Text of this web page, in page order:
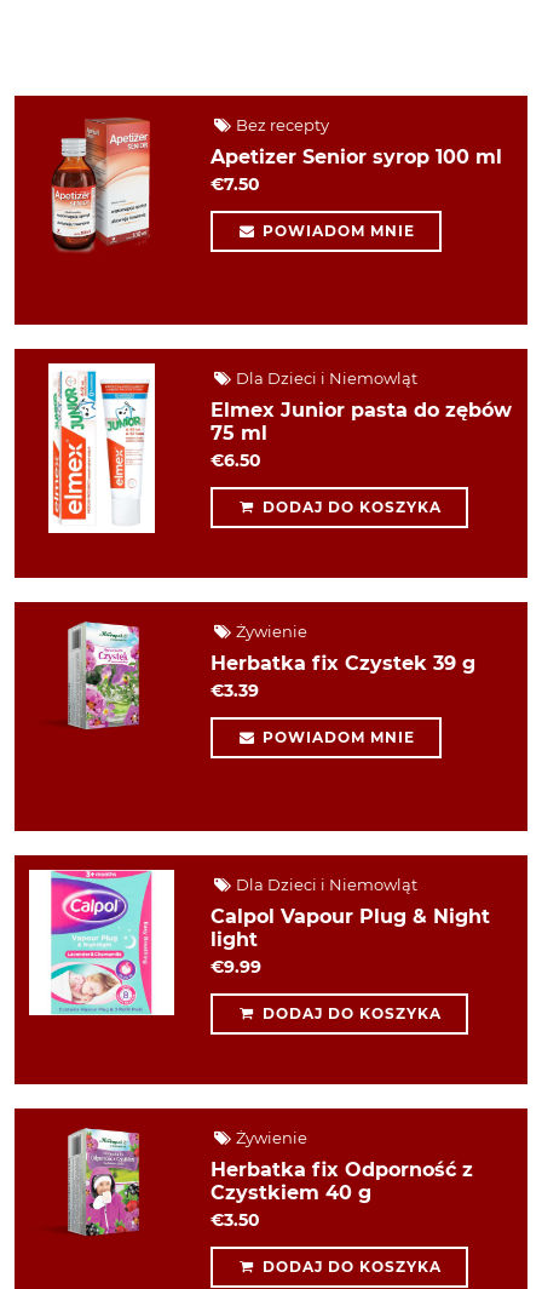
Bez recepty
Apetizer Senior syrop 100 ml
€7.50
POWIADOM MNIE
Dla Dzieci i Niemowląt
Elmex Junior pasta do zębów
75 ml
€6.50
DODAJ DO KOSZYKA
Żywienie
Herbatka fix Czystek 39 g
€3.39
POWIADOM MNIE
Dla Dzieci i Niemowląt
Calpol Vapour Plug & Night
light
€9.99
DODAJ DO KOSZYKA
Żywienie
Herbatka fix Odporność z
Czystkiem 40 g
€3.50
DODAJ DO KOSZYKA